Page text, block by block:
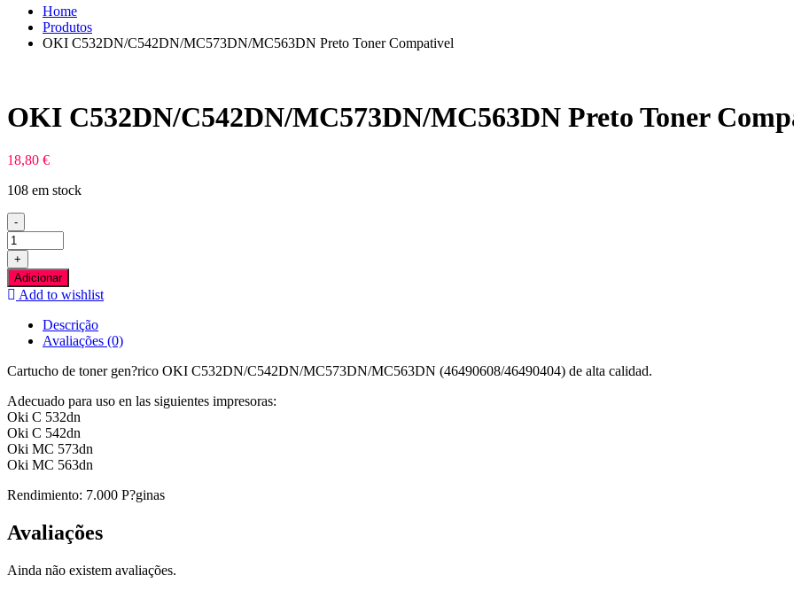
Home
Produtos
OKI C532DN/C542DN/MC573DN/MC563DN Preto Toner Compativel
OKI C532DN/C542DN/MC573DN/MC563DN Preto Toner
18,80 €
108 em stock
-
Quantidade
de
OKI
C532DN/C542DN/MC573DN/MC563DN
Preto
Compativel
+
Adicionar
Add to wishlist
Descrição
Avaliações (0)
Cartucho de toner gen?rico OKI C532DN/C542DN/MC573DN/MC563DN (46490608/46490404) de alta calidad.
Adecuado para uso en las siguientes impresoras:
Oki C 532dn
Oki C 542dn
Oki MC 573dn
Oki MC 563dn
Rendimiento: 7.000 P?ginas
Avaliações
Ainda não existem avaliações.